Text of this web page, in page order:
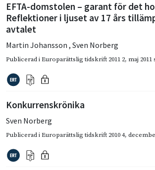
EFTA-domstolen – garant för det
Reflektioner i ljuset av 17 års
avtalet
Martin Johansson , Sven Norberg
Publicerad iEuroparättslig tidskrift 2011 2, maj 2011
Konkurrenskrönika
Sven Norberg
Publicerad iEuroparättslig tidskrift 2010 4,